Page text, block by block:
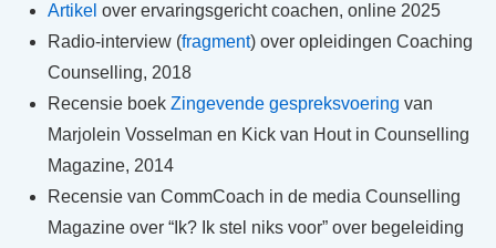
Artikel over ervaringsgericht coachen, online 2025
Radio-interview (fragment) over opleidingen Coaching
Counselling, 2018
Recensie boek Zingevende gespreksvoering van
Marjolein Vosselman en Kick van Hout in Counselling
Magazine, 2014
Recensie van CommCoach in de media Counselling
Magazine over “Ik? Ik stel niks voor” over begeleiding